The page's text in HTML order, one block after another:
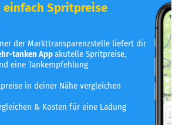
einfach Spritpreise
der Markttransparenzstelle liefert dir
tanken Appakutelle Spritpreise,
eine Tankempfehlung
in deiner Nähe vergleichen
& Kosten für eine Ladung